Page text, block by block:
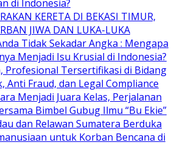
di Indonesia?
KERETA DI BEKASI TIMUR,
JIWA DAN LUKA-LUKA
Tidak Sekadar Angka : Mengapa
Menjadi Isu Krusial di Indonesia?
Profesional Tersertifikasi di Bidang
Anti Fraud, dan Legal Compliance
Menjadi Juara Kelas, Perjalanan
Bimbel Gubug Ilmu “Bu Ekie”
dan Relawan Sumatera Berduka
untuk Korban Bencana di